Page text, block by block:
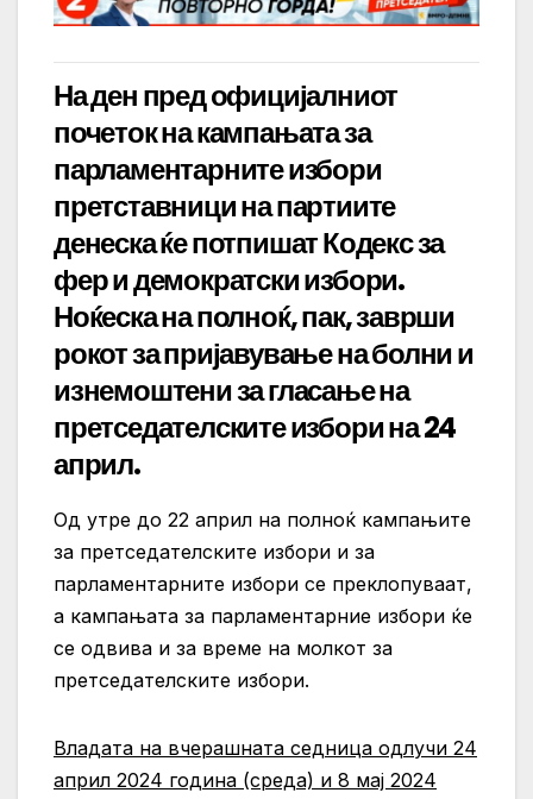
На ден пред официјалниот
почеток на кампањата за
парламентарните избори
претставници на партиите
денеска ќе потпишат Кодекс за
фер и демократски избори.
Ноќеска на полноќ, пак, заврши
рокот за пријавување на болни и
изнемоштени за гласање на
претседателските избори на 24
април.
Од утре до 22 април на полноќ кампањите
за претседателските избори и за
парламентарните избори се преклопуваат,
а кампањата за парламентарние избори ќе
се одвива и за време на молкот за
претседателските избори.
Владата на вчерашната седница одлучи 24
април 2024 година (среда) и 8 мај 2024